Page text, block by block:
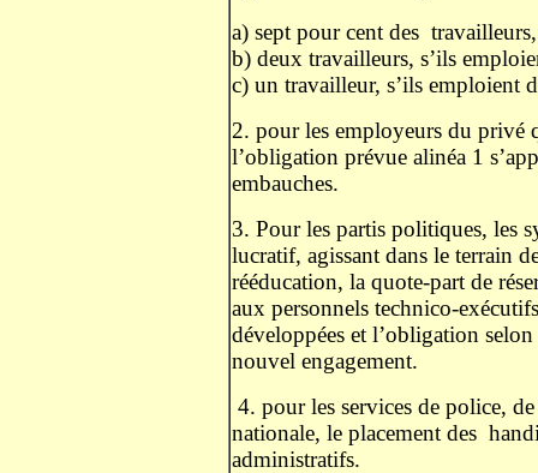
a) sept pour cent des
b) deux travailleurs, s’ils
c) un travailleur, s’ils emploient
2. pour les employeurs du privé
l’obligation prévue alinéa 1
embauches.
3. Pour les partis politiques, les
lucratif, agissant dans le terrain
rééducation, la quote-part de
aux personnels technico-
développées et l’obligation selon
nouvel engagement.
4. pour les services de police,
nationale, le placement des
administratifs.